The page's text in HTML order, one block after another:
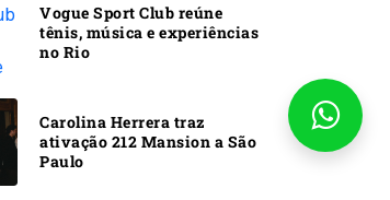
Vogue Sport Club reúne
tênis, música e experiências
no Rio
Carolina Herrera traz
ativação 212 Mansion a São
Paulo